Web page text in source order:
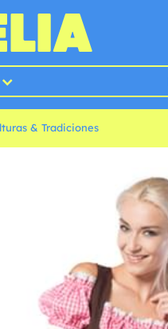
& Tradiciones